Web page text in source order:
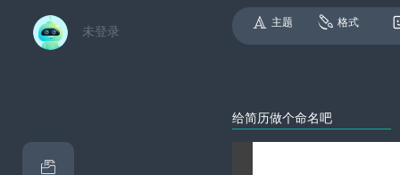
主题 格式
未登录